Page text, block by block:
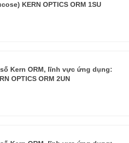
KERN OPTICS ORM 1SU
Kern ORM, lĩnh vực ứng dụng:
OPTICS ORM 2UN